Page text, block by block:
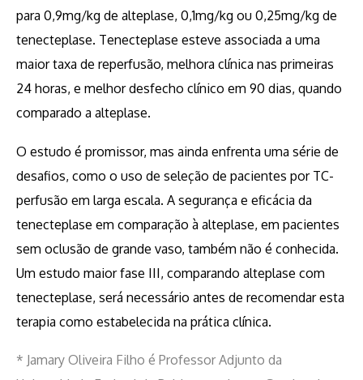
para 0,9mg/kg de alteplase, 0,1mg/kg ou 0,25mg/kg de
tenecteplase. Tenecteplase esteve associada a uma
maior taxa de reperfusão, melhora clínica nas primeiras
24 horas, e melhor desfecho clínico em 90 dias, quando
comparado a alteplase.
O estudo é promissor, mas ainda enfrenta uma série de
desafios, como o uso de seleção de pacientes por TC-
perfusão em larga escala. A segurança e eficácia da
tenecteplase em comparação à alteplase, em pacientes
sem oclusão de grande vaso, também não é conhecida.
Um estudo maior fase III, comparando alteplase com
tenecteplase, será necessário antes de recomendar esta
terapia como estabelecida na prática clínica.
* Jamary Oliveira Filho é Professor Adjunto da